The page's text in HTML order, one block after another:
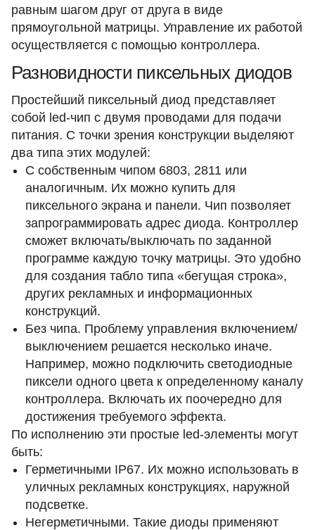
равным шагом друг от друга в виде
прямоугольной матрицы. Управление их работой
осуществляется с помощью контроллера.
Разновидности пиксельных диодов
Простейший пиксельный диод представляет
собой led-чип с двумя проводами для подачи
питания. С точки зрения конструкции выделяют
два типа этих модулей:
С собственным чипом 6803, 2811 или
аналогичным. Их можно купить для
пиксельного экрана и панели. Чип позволяет
запрограммировать адрес диода. Контроллер
сможет включать/выключать по заданной
программе каждую точку матрицы. Это удобно
для создания табло типа «бегущая строка»,
других рекламных и информационных
конструкций.
Без чипа. Проблему управления включением/
выключением решается несколько иначе.
Например, можно подключить светодиодные
пиксели одного цвета к определенному каналу
контроллера. Включать их поочередно для
достижения требуемого эффекта.
По исполнению эти простые led-элементы могут
быть:
Герметичными IP67. Их можно использовать в
уличных рекламных конструкциях, наружной
подсветке.
Негерметичными. Такие диоды применяют